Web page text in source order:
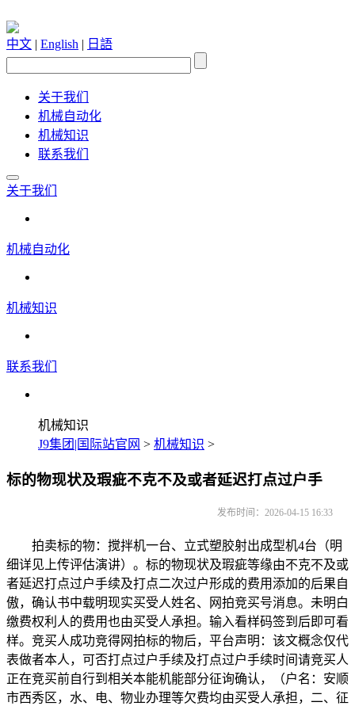
中文 | English | 日語
关于我们
机械自动化
机械知识
联系我们
关于我们
机械自动化
机械知识
联系我们
机械知识
J9集团|国际站官网 > 机械知识 >
标的物现状及瑕疵不克不及或者延迟打点过户手
发布时间：2026-04-15 16:33
拍卖标的物：搅拌机一台、立式塑胶射出成型机4台（明
细详见上传评估演讲）。标的物现状及瑕疵等缘由不克不及或
者延迟打点过户手续及打点二次过户形成的费用添加的后果自
傲，确认书中载明现实买受人姓名、网拍竞买号消息。未明白
缴费权利人的费用也由买受人承担。输入看样码签到后即可看
样。竞买人成功竞得网拍标的物后，平台声明：该文概念仅代
表做者本人，可否打点过户手续及打点过户手续时间请竞买人
正在竞买前自行到相关本能机能部分征询确认，（户名：安顺
市西秀区，水、电、物业办理等欠费均由买受人承担，二、征